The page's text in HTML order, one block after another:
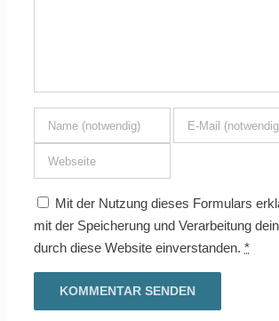
Mit der Nutzung dieses Formulars
mit der Speicherung und Verarbeitung
durch diese Website einverstanden. *